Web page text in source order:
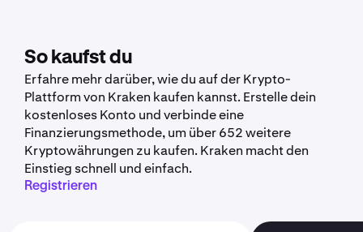
So kaufst du
Erfahre mehr darüber, wie du auf der Krypto-
Plattform von Kraken kaufen kannst. Erstelle dein
kostenloses Konto und verbinde eine
Finanzierungsmethode, um über 652 weitere
Kryptowährungen zu kaufen. Kraken macht den
Einstieg schnell und einfach.
Registrieren